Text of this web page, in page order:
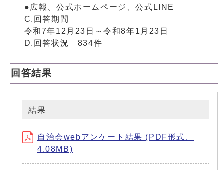
●広報、公式ホームページ、公式LINE
C.回答期間
令和7年12月23日～令和8年1月23日
D.回答状況 834件
回答結果
結果
自治会webアンケート結果 (PDF形式、
4.08MB)